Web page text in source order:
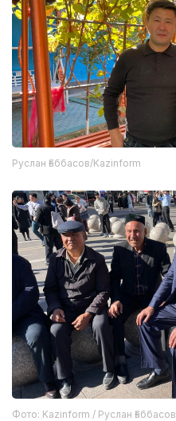
Руслан Ғаббасов/Kazinform
Фото: Kazinform / Руслан Ғаббасов